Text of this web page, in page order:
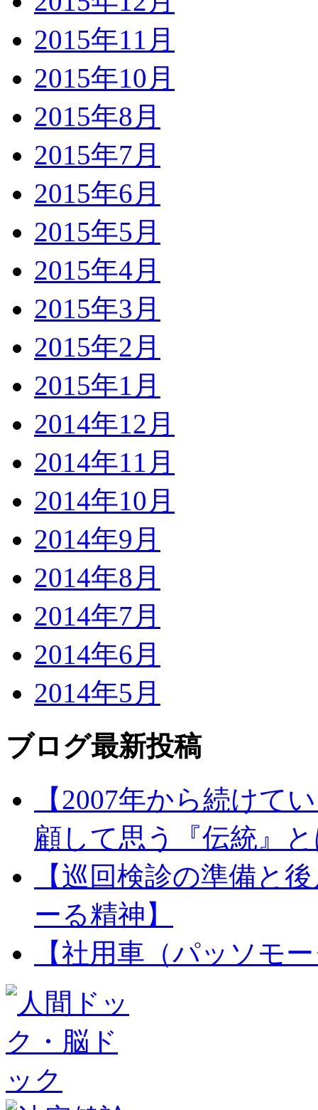
2015年11月
2015年10月
2015年8月
2015年7月
2015年6月
2015年5月
2015年4月
2015年3月
2015年2月
2015年1月
2014年12月
2014年11月
2014年10月
2014年9月
2014年8月
2014年7月
2014年6月
2014年5月
ブログ最新投稿
【2007年から続けて
顧して思う『伝統』
【巡回検診の準備と
ーる精神】
【社用車（パッソモ